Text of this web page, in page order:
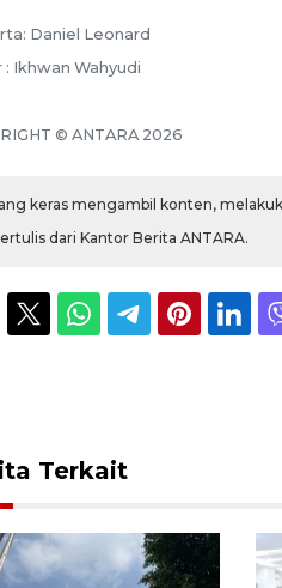
Daniel Leonard
: Ikhwan Wahyudi
© ANTARA 2026
keras mengambil konten,
dari Kantor Berita ANTARA.
Terkait